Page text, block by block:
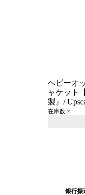
ヘビーオ
ャケット
製』/
在庫数 ×
銀行振